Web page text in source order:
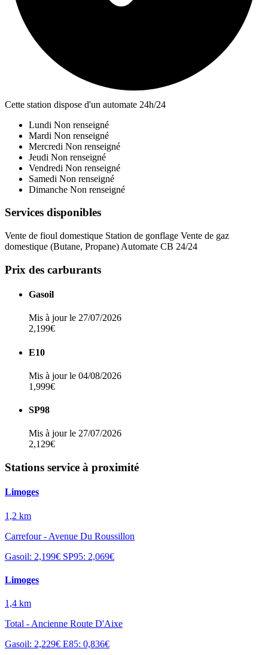
Cette station dispose d'un automate 24h/24
Lundi Non renseigné
Mardi Non renseigné
Mercredi Non renseigné
Jeudi Non renseigné
Vendredi Non renseigné
Samedi Non renseigné
Dimanche Non renseigné
Services disponibles
Vente de fioul domestique Station de gonflage Vente de gaz
domestique (Butane, Propane) Automate CB 24/24
Prix des carburants
Gasoil
Mis à jour le 27/07/2026
2,199€
E10
Mis à jour le 04/08/2026
1,999€
SP98
Mis à jour le 27/07/2026
2,129€
Stations service à proximité
Limoges
1,2 km
Carrefour - Avenue Du Roussillon
Gasoil: 2,199€ SP95: 2,069€
Limoges
1,4 km
Total - Ancienne Route D'Aixe
Gasoil: 2,229€ E85: 0,836€